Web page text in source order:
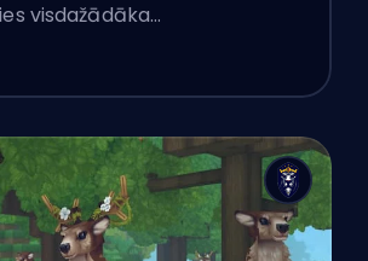
visdažādāka…